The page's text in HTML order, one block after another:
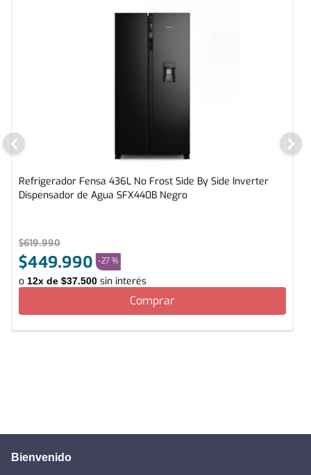
Refrigerador Fensa 436L No Frost Side By Side Inverter
Dispensador de Agua SFX440B Negro
$619.990
$449.990 -27 %
o 12x de $37.500 sin interés
Comprar
Bienvenido